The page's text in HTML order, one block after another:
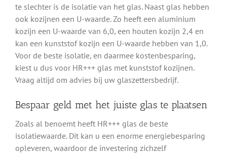
te slechter is de isolatie van het glas. Naast glas hebben
ook kozijnen een U-waarde. Zo heeft een aluminium
kozijn een U-waarde van 6,0, een houten kozijn 2,4 en
kan een kunststof kozijn een U-waarde hebben van 1,0.
Voor de beste isolatie, en daarmee kostenbesparing,
kiest u dus voor HR+++ glas met kunststof kozijnen.
Vraag altijd om advies bij uw glaszettersbedrijf.
Bespaar geld met het juiste glas te plaatsen
Zoals al benoemt heeft HR+++ glas de beste
isolatiewaarde. Dit kan u een enorme energiebesparing
opleveren, waardoor de investering zichzelf